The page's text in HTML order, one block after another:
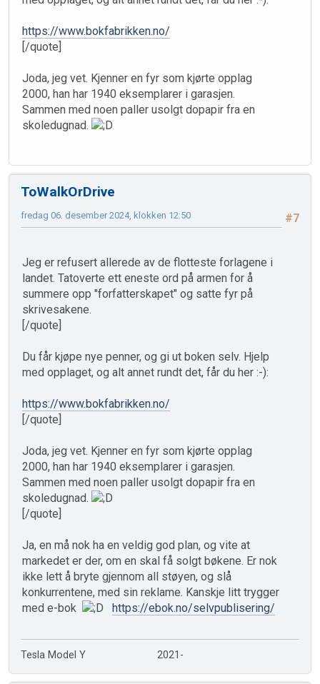
https://www.bokfabrikken.no/
[/quote]
Joda, jeg vet. Kjenner en fyr som kjørte opplag
2000, han har 1940 eksemplarer i garasjen.
Sammen med noen paller usolgt dopapir fra en
skoledugnad.
ToWalkOrDrive
#7
fredag 06. desember 2024, klokken 12:50
Jeg er refusert allerede av de flotteste forlagene i
landet. Tatoverte ett eneste ord på armen for å
summere opp "forfatterskapet" og satte fyr på
skrivesakene.
[/quote]
Du får kjøpe nye penner, og gi ut boken selv. Hjelp
med opplaget, og alt annet rundt det, får du her :-):
https://www.bokfabrikken.no/
[/quote]
Joda, jeg vet. Kjenner en fyr som kjørte opplag
2000, han har 1940 eksemplarer i garasjen.
Sammen med noen paller usolgt dopapir fra en
skoledugnad.
[/quote]
Ja, en må nok ha en veldig god plan, og vite at
markedet er der, om en skal få solgt bøkene. Er nok
ikke lett å bryte gjennom all støyen, og slå
konkurrentene, med sin reklame. Kanskje litt trygger
med e-bok
https://ebok.no/selvpublisering/
Tesla Model Y 2021-